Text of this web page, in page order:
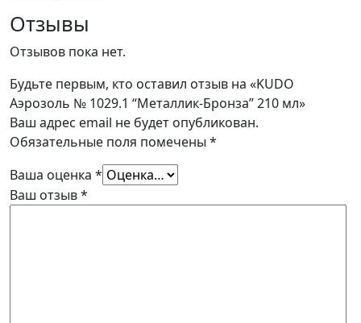
Отзывы
Отзывов пока нет.
Будьте первым, кто оставил отзыв на «KUDO
Аэрозоль № 1029.1 “Металлик-Бронза” 210 мл»
Ваш адрес email не будет опубликован.
Обязательные поля помечены *
Ваша оценка *
Ваш отзыв*